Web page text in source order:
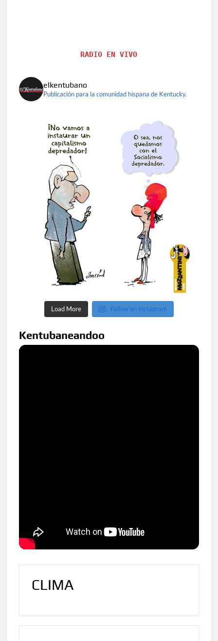
RADIO EN VIVO
elkentubano
Publicación para la comunidad hispana de Kentucky.
Load More Follow on Instagram
Kentubaneandoo
CLIMA